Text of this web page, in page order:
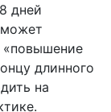
дней
может
«повышение
длинного
на